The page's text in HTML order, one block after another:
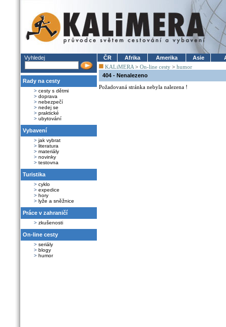
Vyhledej
Rady na cesty
> cesty s dětmi
> doprava
> nebezpečí
> nedej se
> praktické
> ubytování
Vybavení
> jak vybrat
> literatura
> materiály
> novinky
> testovna
Turistika
> cyklo
> expedice
> hory
> lyže a sněžnice
Práce v zahraničí
> zkušenosti
On-line cesty
> seriály
> blogy
> humor
ČR Afrika Amerika Asie
KALiMERA > On-line cesty > humor
404 - Nenalezeno
Požadovaná stránka nebyla nalezena !